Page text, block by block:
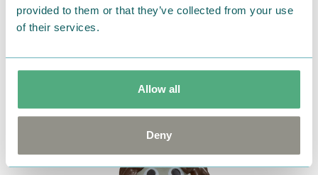
provided to them or that they’ve collected from your use
of their services.
Allow all
Deny
ご先祖さま